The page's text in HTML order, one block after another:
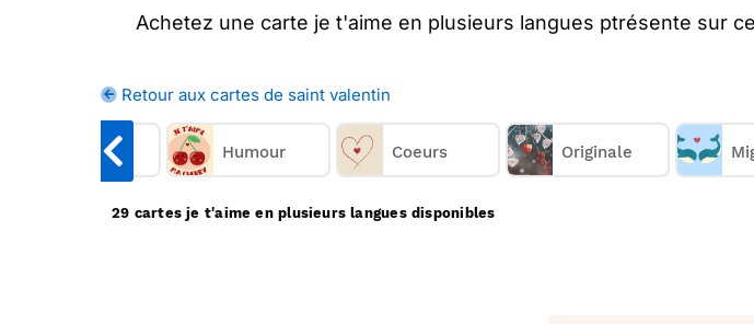
Achetez une carte je t'aime en plusieurs langues ptrésente sur
Merci Facteur vous propose 29cartes je t'aime en
Comment
Retour aux cartes de saint valentin
anciennes Humour Coeurs Originale
29 cartes je t'aime en plusieurs langues disponibles